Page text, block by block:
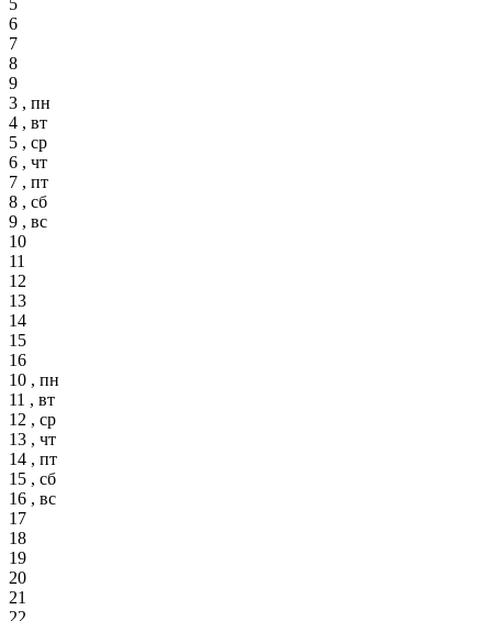
6
7
8
9
3 , пн
4 , вт
5 , ср
6 , чт
7 , пт
8 , сб
9 , вс
10
11
12
13
14
15
16
10 , пн
11 , вт
12 , ср
13 , чт
14 , пт
15 , сб
16 , вс
17
18
19
20
21
22